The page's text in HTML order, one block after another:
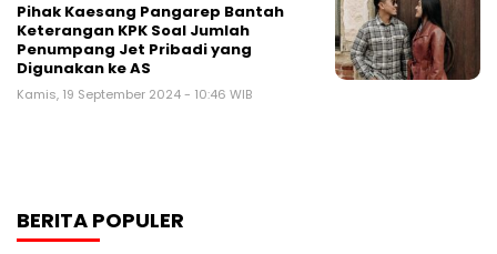
Pihak Kaesang Pangarep Bantah
Keterangan KPK Soal Jumlah
Penumpang Jet Pribadi yang
Digunakan ke AS
Kamis, 19 September 2024 - 10:46 WIB
BERITA POPULER